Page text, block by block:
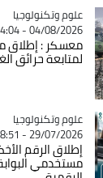
Catégorie
علوم وتكنولوجيا
04/08/2026 - 14:04
معسكر : إطلاق
لمتابعة حرائق
Catégorie
علوم وتكنولوجيا
29/07/2026 - 18:51
مستخدمي البوابة